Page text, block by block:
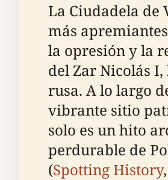
La Ciudadela de
más
la opresión y la
del Zar Nicolás
rusa. A lo largo
vibrante sitio
solo es un hito
perdurable de
(Spotting History,